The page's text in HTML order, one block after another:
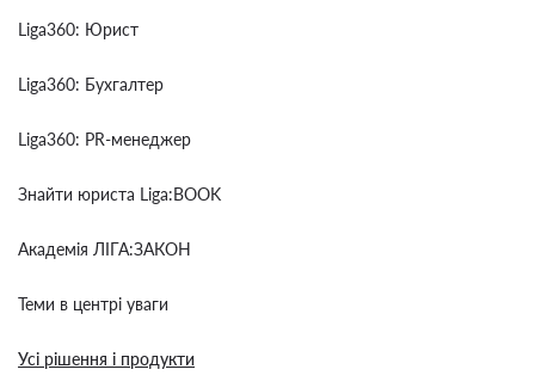
Liga360: Юрист
Liga360: Бухгалтер
Liga360: PR-менеджер
Знайти юриста Liga:BOOK
Академія ЛІГА:ЗАКОН
Теми в центрі уваги
Усі рішення і продукти